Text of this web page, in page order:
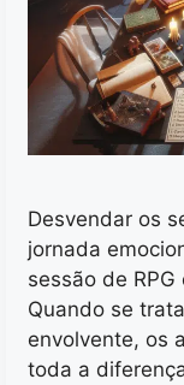
Desvendar os
jornada
sessão de
Quando se
envolvente, os
toda a